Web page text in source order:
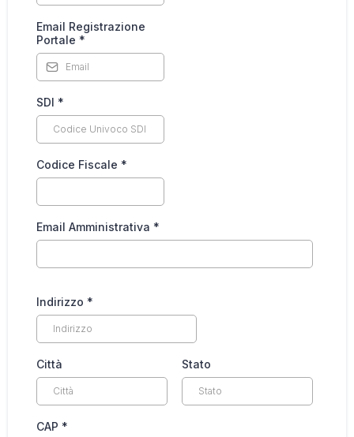
Email Registrazione
Portale *
SDI *
Codice Fiscale *
Email Amministrativa *
Indirizzo *
Città Stato
CAP *